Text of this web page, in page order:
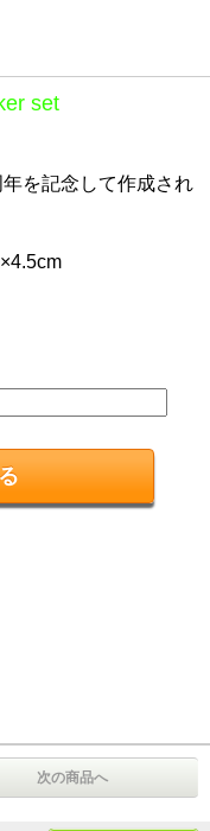
set
を記念して作成され
次の商品へ